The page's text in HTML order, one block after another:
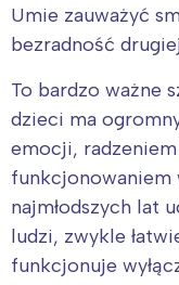
Umie zauważyć
bezradność
To bardzo ważne
dzieci ma
emocji,
funkcjonowaniem
najmłodszych lat
ludzi, zwykle
funkcjonuje